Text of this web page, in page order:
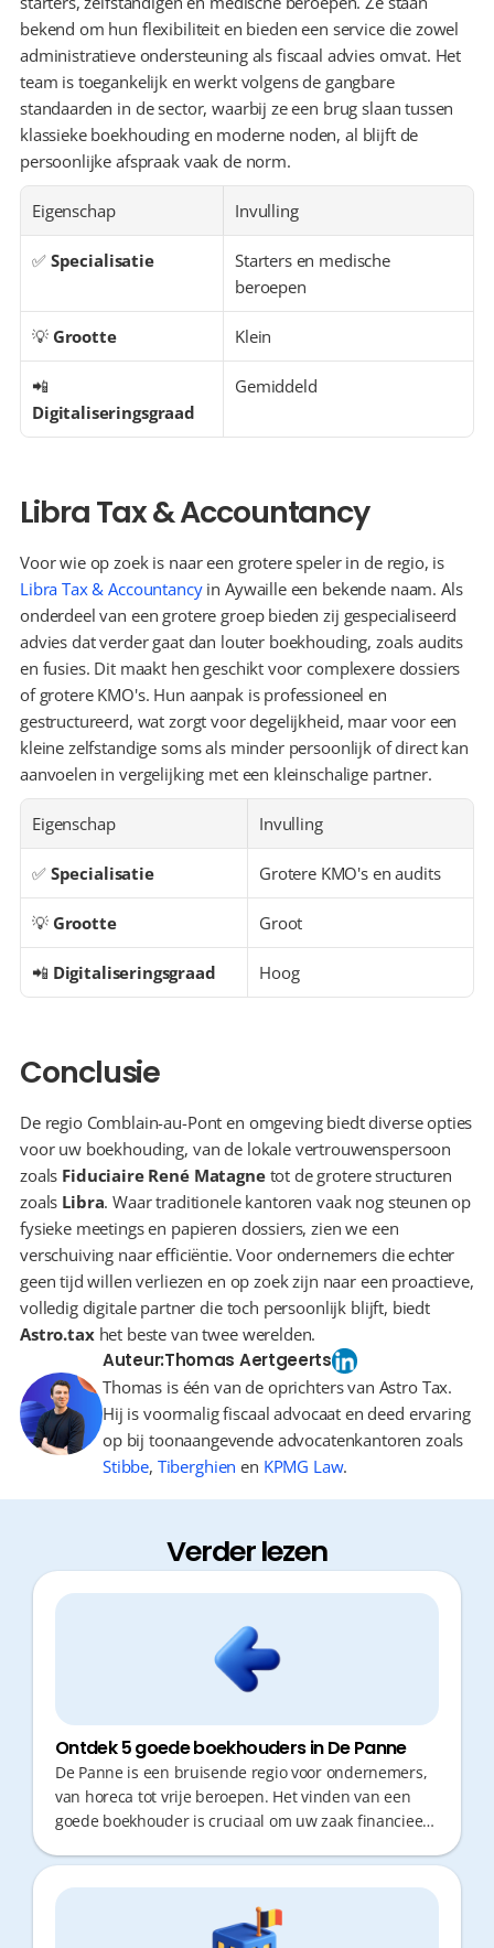
bekend om hun flexibiliteit en bieden een service die zowel
administratieve ondersteuning als fiscaal advies omvat. Het
team is toegankelijk en werkt volgens de gangbare
standaarden in de sector, waarbij ze een brug slaan tussen
klassieke boekhouding en moderne noden, al blijft de
persoonlijke afspraak vaak de norm.
Eigenschap Invulling
✅ Specialisatie
Starters en medische
beroepen
💡 Grootte Klein
Digitaliseringsgraad
Gemiddeld
Libra Tax & Accountancy
Libra Tax & Accountancy in Aywaille een bekende naam. Als
onderdeel van een grotere groep bieden zij gespecialiseerd
advies dat verder gaat dan louter boekhouding, zoals audits
en fusies. Dit maakt hen geschikt voor complexere dossiers
of grotere KMO's. Hun aanpak is professioneel en
gestructureerd, wat zorgt voor degelijkheid, maar voor een
kleine zelfstandige soms als minder persoonlijk of direct kan
aanvoelen in vergelijking met een kleinschalige partner.
Eigenschap Invulling
✅ Specialisatie Grotere KMO's en audits
💡 Grootte Groot
📲 Digitaliseringsgraad Hoog
Conclusie
De regio Comblain-au-Pont en omgeving biedt diverse opties
voor uw boekhouding, van de lokale vertrouwenspersoon
zoals Fiduciaire René Matagne tot de grotere structuren
zoals Libra. Waar traditionele kantoren vaak nog steunen op
fysieke meetings en papieren dossiers, zien we een
verschuiving naar efficiëntie. Voor ondernemers die echter
geen tijd willen verliezen en op zoek zijn naar een proactieve,
Astro.tax het beste van twee werelden.
Auteur:Thomas Aertgeerts
Thomas is één van de oprichters van Astro Tax.
Hij is voormalig fiscaal advocaat en deed ervaring
op bij toonaangevende advocatenkantoren zoals
Stibbe, Tiberghien en KPMG Law.
Verder lezen
Ontdek 5 goede boekhouders in De Panne
De Panne is een bruisende regio voor ondernemers,
van horeca tot vrije beroepen. Het vinden van een
goede boekhouder is cruciaal om uw zaak financieel
verliezen aan administratie of verplaatsingen, maar
rekenen op snel en correct fiscaal advies. Ontdek hier
de beste opties voor uw onderneming.